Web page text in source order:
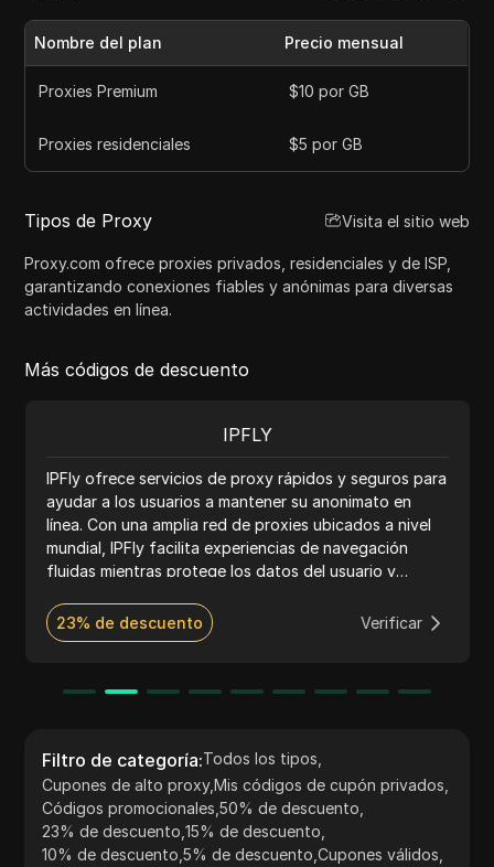
Nombre del plan Precio mensual
Proxies Premium $10 por GB
Proxies residenciales $5 por GB
Tipos de Proxy Visita el sitio web
Proxy.com ofrece proxies privados, residenciales y de ISP,
garantizando conexiones fiables y anónimas para diversas
actividades en línea.
Más códigos de descuento
IPFLY
IPFly ofrece servicios de proxy rápidos y seguros para
ayudar a los usuarios a mantener su anonimato en
línea. Con una amplia red de proxies ubicados a nivel
mundial, IPFly facilita experiencias de navegación
fluidas mientras protege los datos del usuario y
23% de descuento
Verificar
Filtro de categoría:Todos los tipos
Cupones de alto proxy,Mis códigos de cupón privados
Códigos promocionales ,50% de descuento
23% de descuento ,15% de descuento
10% de descuento ,5% de descuento ,Cupones válidos